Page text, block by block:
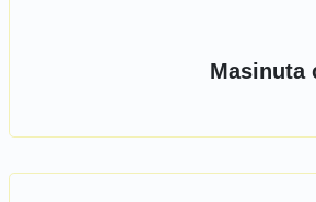
Masinuta